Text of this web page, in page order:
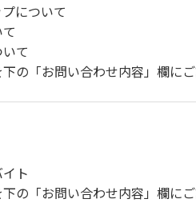
い
る
画
について
て
の「お問い合わせ内容」欄にご
ト
の「お問い合わせ内容」欄にご